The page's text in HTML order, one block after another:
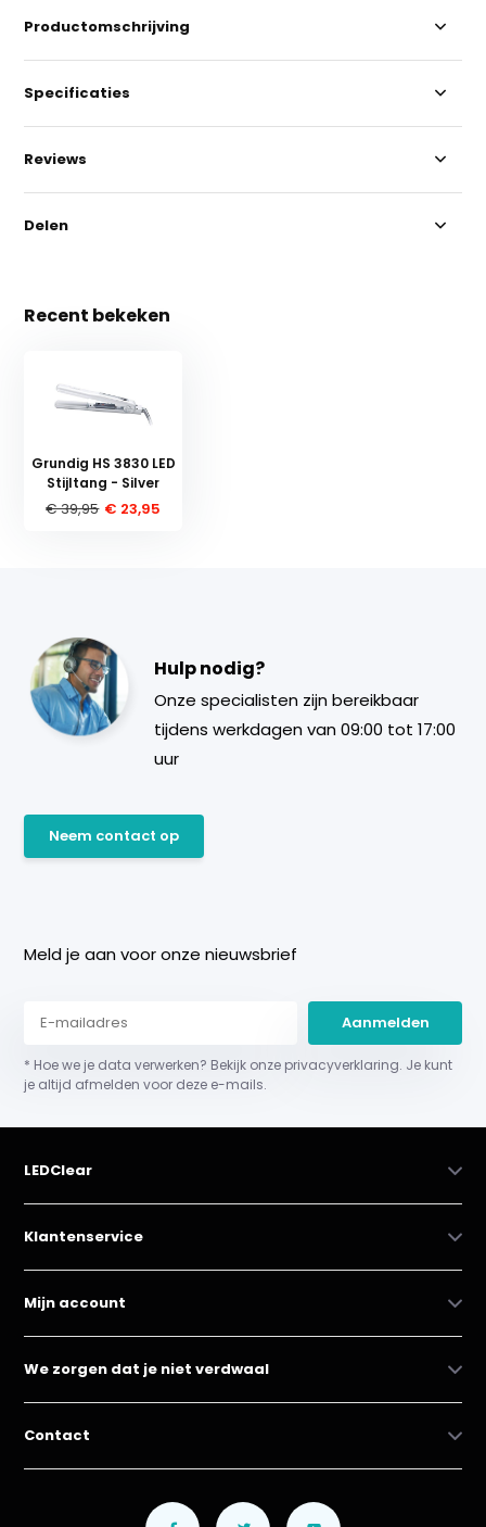
Productomschrijving
Specificaties
Reviews
Delen
Recent bekeken
Grundig HS 3830 LED
Stijltang - Silver
€ 39,95 € 23,95
Hulp nodig?
Onze specialisten zijn bereikbaar
tijdens werkdagen van 09:00 tot 17:00
uur
Neem contact op
Meld je aan voor onze nieuwsbrief
Aanmelden
* Hoe we je data verwerken? Bekijk onze privacyverklaring. Je kunt
je altijd afmelden voor deze e-mails.
LEDClear
Klantenservice
Mijn account
We zorgen dat je niet verdwaal
Contact